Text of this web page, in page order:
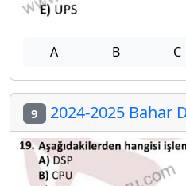
A B C
9 2024-2025 Bahar